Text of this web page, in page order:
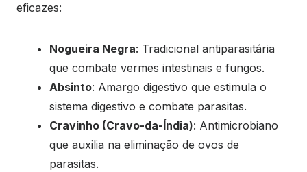
eficazes:
Nogueira Negra: Tradicional antiparasitária
que combate vermes intestinais e fungos.
Absinto: Amargo digestivo que estimula o
sistema digestivo e combate parasitas.
Cravinho (Cravo-da-Índia): Antimicrobiano
que auxilia na eliminação de ovos de
parasitas.